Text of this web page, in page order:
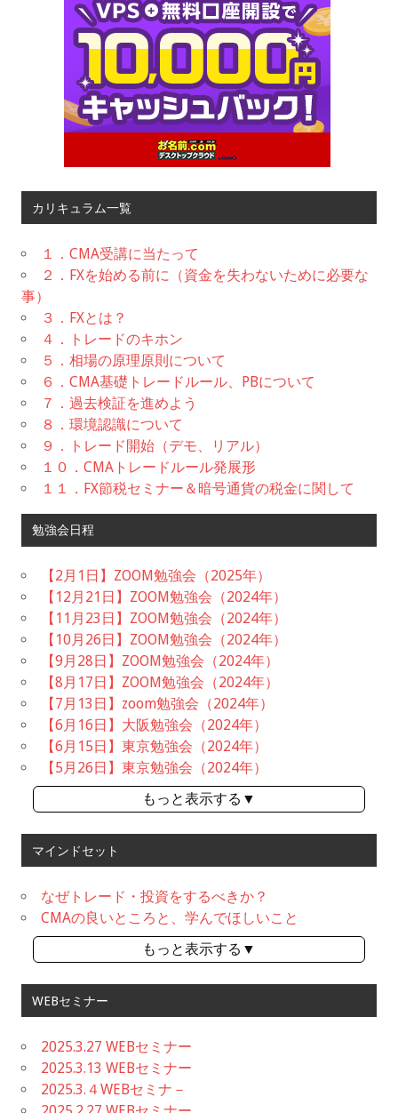
カリキュラム一覧
１．CMA受講に当たって
２．FXを始める前に（資金を失わないために必要な
事）
３．FXとは？
４．トレードのキホン
５．相場の原理原則について
６．CMA基礎トレードルール、PBについて
７．過去検証を進めよう
８．環境認識について
９．トレード開始（デモ、リアル）
１０．CMAトレードルール発展形
１１．FX節税セミナー＆暗号通貨の税金に関して
勉強会日程
【2月1日】ZOOM勉強会（2025年）
【12月21日】ZOOM勉強会（2024年）
【11月23日】ZOOM勉強会（2024年）
【10月26日】ZOOM勉強会（2024年）
【9月28日】ZOOM勉強会（2024年）
【8月17日】ZOOM勉強会（2024年）
【7月13日】zoom勉強会（2024年）
【6月16日】大阪勉強会（2024年）
【6月15日】東京勉強会（2024年）
【5月26日】東京勉強会（2024年）
もっと表示する▼
マインドセット
なぜトレード・投資をするべきか？
CMAの良いところと、学んでほしいこと
もっと表示する▼
WEBセミナー
2025.3.27 WEBセミナー
2025.3.13 WEBセミナー
2025.3.４WEBセミナ－